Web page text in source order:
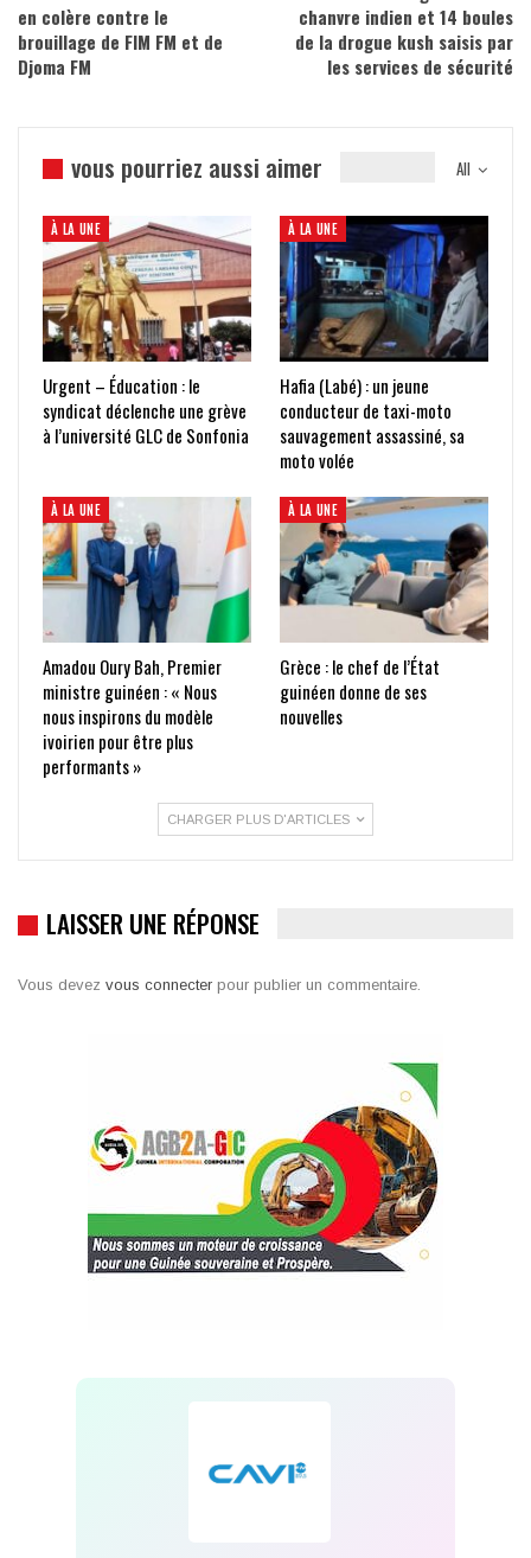
en colère contre le
brouillage de FIM FM et de
Djoma FM
chanvre indien et 14 boules
de la drogue kush saisis par
les services de sécurité
All
vous pourriez aussi aimer
À LA UNE
Urgent – Éducation : le
syndicat déclenche une grève
à l’université GLC de Sonfonia
À LA UNE
Hafia (Labé) : un jeune
conducteur de taxi-moto
sauvagement assassiné, sa
moto volée
À LA UNE
Amadou Oury Bah, Premier
ministre guinéen : « Nous
nous inspirons du modèle
ivoirien pour être plus
performants »
À LA UNE
Grèce : le chef de l’État
guinéen donne de ses
nouvelles
CHARGER PLUS D'ARTICLES
LAISSER UNE RÉPONSE
Vous devez vous connecter pour publier un commentaire.